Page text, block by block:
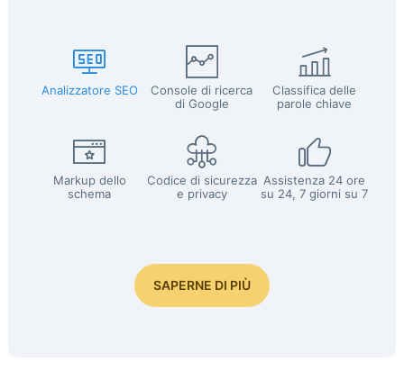
Analizzatore SEO
Console di ricerca
di Google
Classifica delle
parole chiave
Markup dello
schema
Codice di sicurezza
e privacy
Assistenza 24 ore
su 24, 7 giorni su 7
SAPERNE DI PIÙ